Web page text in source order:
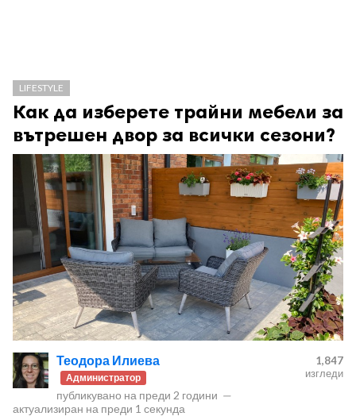
LIFESTYLE
Как да изберете трайни мебели за
вътрешен двор за всички сезони?
Теодора Илиева
Администратор
публикувано на преди 2 години —
актуализиран на преди 1 секунда
1,847
изгледи